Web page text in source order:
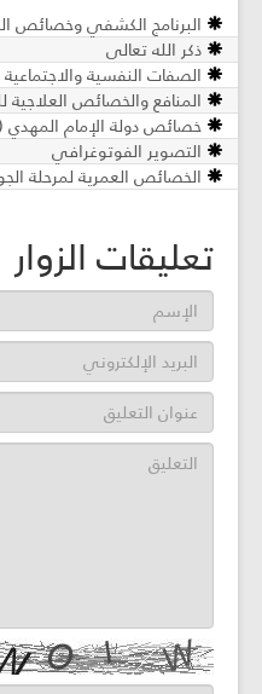
البرنامج الكشفي وخصائص
ذكر الله تعالى
الصفات النفسية
المنافع والخصائص العلاجية
خصائص دولة الإمام المهدي
التصوير الفوتوغرافي
الخصائص العمرية لمرحلة
تعليقات الزوار